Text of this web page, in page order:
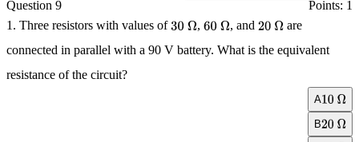
Question 9
Points: 1
1. Three resistors with values of30 Ω ,60 Ω , and20 Ωare
connected in parallel with a90 Vbattery. What is the equivalent
resistance of the circuit?
A10 Ω
B20 Ω